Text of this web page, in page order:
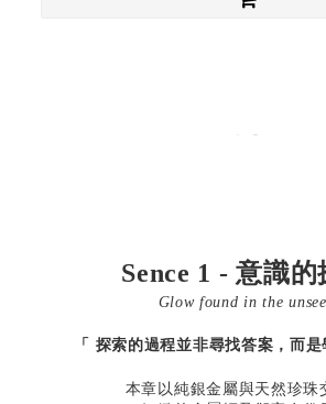
Sence 1 - 意識的
Glow found in the
「 探索的過程並非尋找答案，而是
本章以純銀金屬與天然珍珠